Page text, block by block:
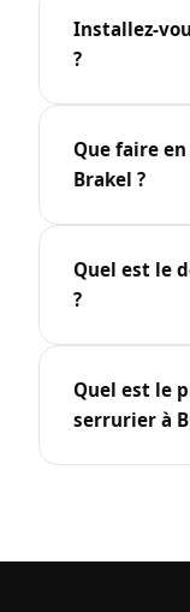
Installez-
?
Que faire
Brakel ?
Quel est le
?
Quel est le
serrurier à